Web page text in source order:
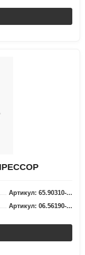
Артикул: 65.90310-...
Артикул: 06.56190-...